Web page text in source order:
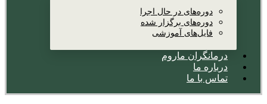
دوره‌های در حال اجرا
دوره‌های برگزار شده
فایل‌های آموزشی
درمانگران ماروم
درباره ما
تماس با ما